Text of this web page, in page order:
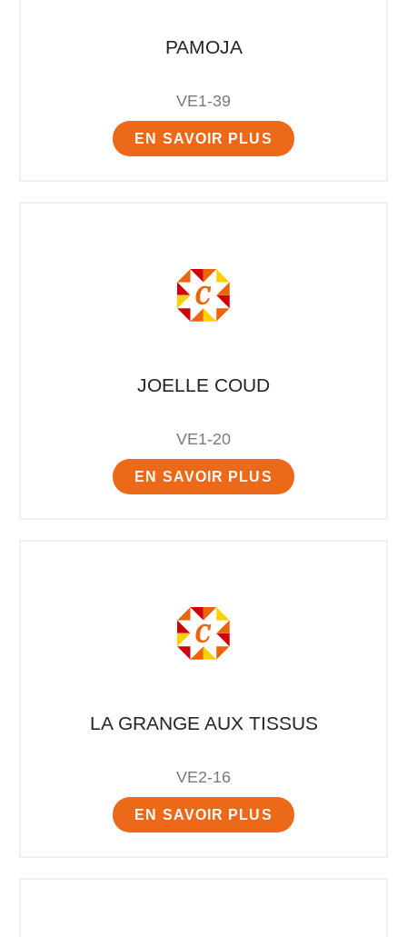
PAMOJA
VE1-39
EN SAVOIR PLUS
JOELLE COUD
VE1-20
EN SAVOIR PLUS
LA GRANGE AUX TISSUS
VE2-16
EN SAVOIR PLUS